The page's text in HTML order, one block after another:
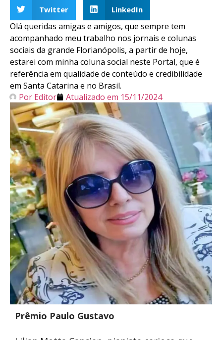
Twitter LinkedIn
Olá queridas amigas e amigos, que sempre tem
acompanhado meu trabalho nos jornais e colunas
sociais da grande Florianópolis, a partir de hoje,
estarei com minha coluna social neste Portal, que é
referência em qualidade de conteúdo e credibilidade
em Santa Catarina e no Brasil.
Por Editor Atualizado em 15/11/2024
Prêmio Paulo Gustavo